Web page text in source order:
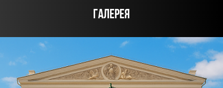
ГАЛЕРЕЯ